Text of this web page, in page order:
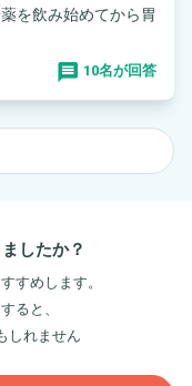
を飲み始めてから胃
10名が回答
したか？
すめします。
ると、
しれません